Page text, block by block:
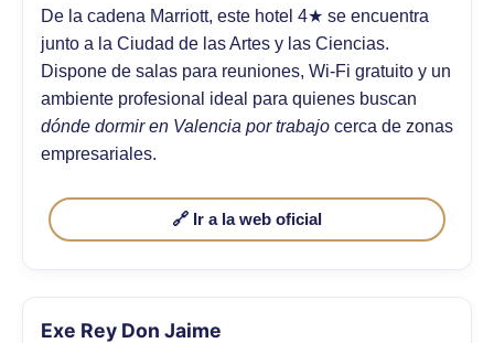
De la cadena Marriott, este hotel 4★ se encuentra
junto a la Ciudad de las Artes y las Ciencias.
Dispone de salas para reuniones, Wi-Fi gratuito y un
ambiente profesional ideal para quienes buscan
dónde dormir en Valencia por trabajo cerca de zonas
empresariales.
🔗 Ir a la web oficial
Exe Rey Don Jaime